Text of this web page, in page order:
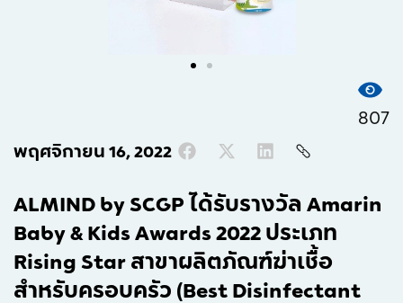
807
พฤศจิกายน 16, 2022
ALMIND by SCGP ได้รับรางวัล Amarin
Baby & Kids Awards 2022 ประเภท
Rising Star สาขาผลิตภัณฑ์ฆ่าเชื้อ
สำหรับครอบครัว (Best Disinfectant